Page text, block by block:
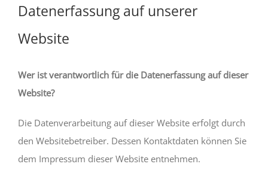
Datenerfassung auf unserer
Website
Wer ist verantwortlich für die Datenerfassung auf dieser
Website?
Die Datenverarbeitung auf dieser Website erfolgt durch
den Websitebetreiber. Dessen Kontaktdaten können Sie
dem Impressum dieser Website entnehmen.